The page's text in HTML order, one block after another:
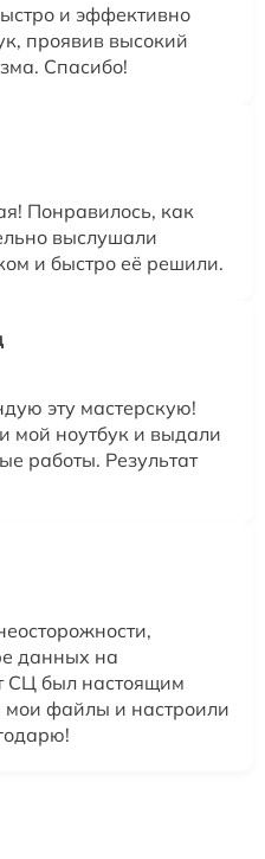
и эффективно
проявив высокий
Спасибо!
Понравилось, как
выслушали
и быстро её решили.
эту мастерскую!
мой ноутбук и выдали
работы. Результат
данных на
СЦ был настоящим
файлы и настроили